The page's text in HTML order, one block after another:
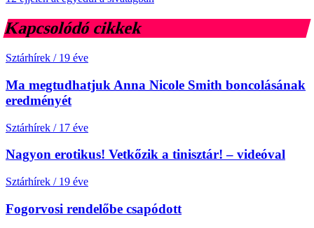
Kapcsolódó cikkek
Sztárhírek / 19 éve
Ma megtudhatjuk Anna Nicole Smith boncolásának
eredményét
Sztárhírek / 17 éve
Nagyon erotikus! Vetkőzik a tinisztár! – videóval
Sztárhírek / 19 éve
Fogorvosi rendelőbe csapódott